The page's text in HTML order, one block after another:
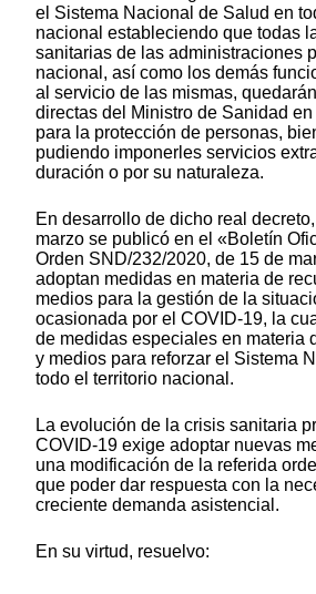
el Sistema Nacional de Salud en
nacional estableciendo que todas
sanitarias de las administraciones
nacional, así como los demás
al servicio de las mismas,
directas del Ministro de Sanidad
para la protección de personas,
pudiendo imponerles servicios
duración o por su naturaleza.
En desarrollo de dicho real
marzo se publicó en el «Boletín
Orden SND/232/2020, de 15 de
adoptan medidas en materia de
medios para la gestión de la
ocasionada por el COVID-19, la
de medidas especiales en materia
y medios para reforzar el Sistema
todo el territorio nacional.
La evolución de la crisis sanitaria
COVID-19 exige adoptar nuevas
una modificación de la referida
que poder dar respuesta con la
creciente demanda asistencial.
En su virtud, resuelvo: